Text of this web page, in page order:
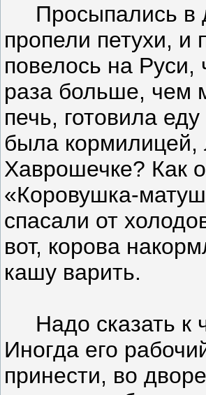
Просыпались в
пропели петухи, и
повелось на
раза больше, чем
печь, готовила
была кормилицей,
Хаврошечке? Как
«Коровушка-
спасали от
вот, корова
кашу варить.
Надо сказать к
Иногда его
принести, во